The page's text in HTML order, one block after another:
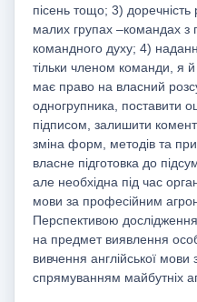
пісень тощо; 3)
малих групах –командах
командного духу; 4)
тільки членом команди, я
має право на власний
одногрупника, поставити
підписом, залишити
зміна форм, методів та
власне підготовка до
але необхідна під час
мови за професійним
Перспективою
на предмет виявлення
вивчення англійської
спрямуванням майбутніх